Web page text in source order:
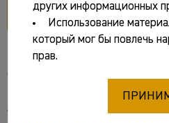
разворот обложки
Основные сведения
Авторы:
других информационных
Использование
который мог бы повлечь
прав.